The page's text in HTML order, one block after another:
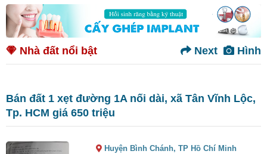
Nhà đất nổi bật Hình
Next
Bán đất 1 xẹt đường 1A nối dài, xã Tân Vĩnh Lộc,
Tp. HCM giá 650 triệu
Huyện Bình Chánh,TP Hồ Chí Minh